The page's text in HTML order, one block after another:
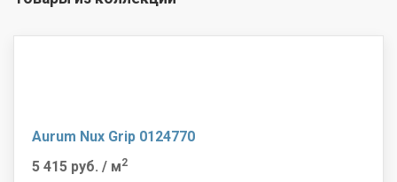
Aurum Nux Grip 0124770
5 415 руб. / м2